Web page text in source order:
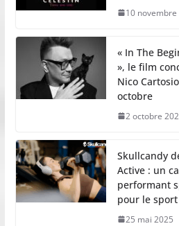
10 novembre
« In The
», le film
Nico
octobre
2 octobre
Skullcandy
Active : un
performant
pour le sport
25 mai 2025